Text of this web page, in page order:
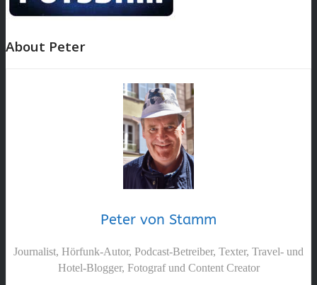
About Peter
Peter von Stamm
Journalist, Hörfunk-Autor, Podcast-Betreiber, Texter, Travel- und
Hotel-Blogger, Fotograf und Content Creator